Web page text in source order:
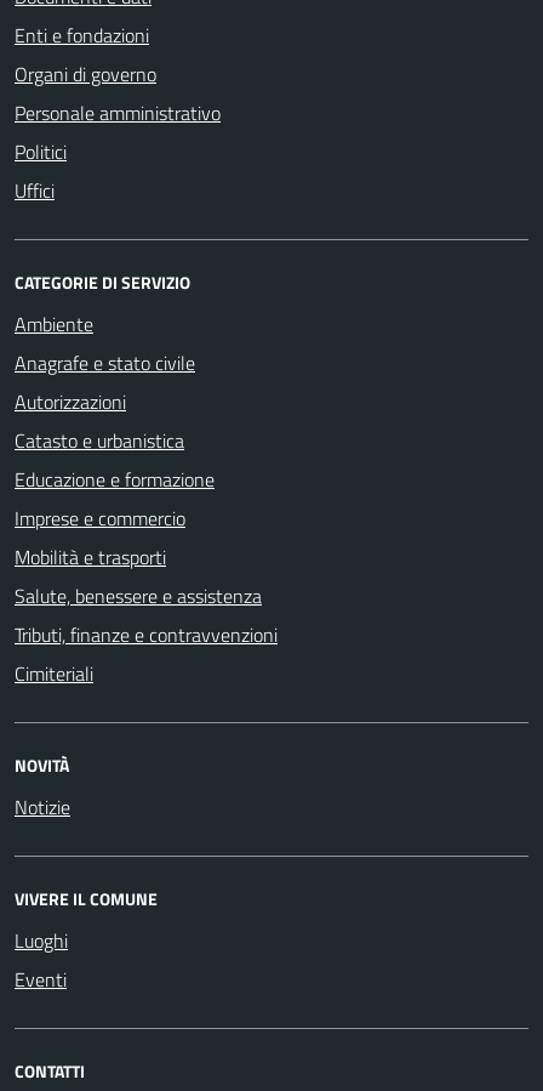
Enti e fondazioni
Organi di governo
Personale amministrativo
Politici
Uffici
CATEGORIE DI SERVIZIO
Ambiente
Anagrafe e stato civile
Autorizzazioni
Catasto e urbanistica
Educazione e formazione
Imprese e commercio
Mobilità e trasporti
Salute, benessere e assistenza
Tributi, finanze e contravvenzioni
Cimiteriali
NOVITÀ
Notizie
VIVERE IL COMUNE
Luoghi
Eventi
CONTATTI